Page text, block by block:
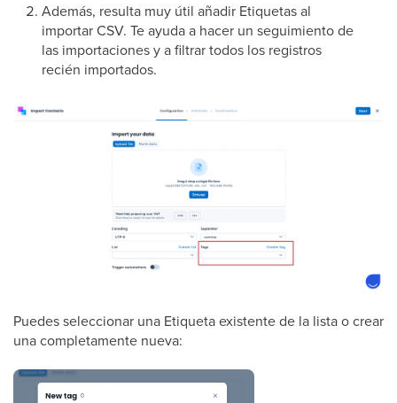
Además, resulta muy útil añadir Etiquetas al
importar CSV. Te ayuda a hacer un seguimiento de
las importaciones y a filtrar todos los registros
recién importados.
Puedes seleccionar una Etiqueta existente de la lista o crear
una completamente nueva: